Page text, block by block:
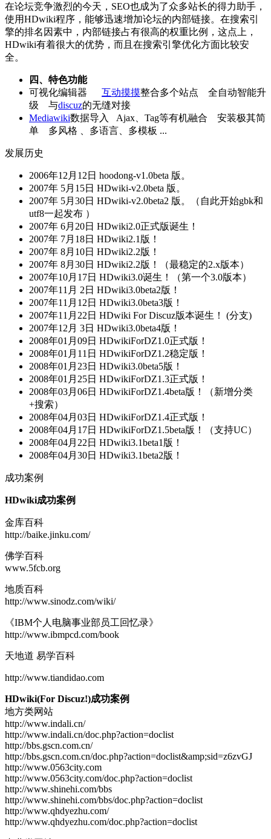
在论坛竞争激烈的今天，SEO也成为了众多站长的得力助手，
使用HDwiki程序，能够迅速增加论坛的内部链接。在搜索引
擎的排名因素中，内部链接占有很高的权重比例，这点上，
HDwiki有着很大的优势，而且在搜索引擎优化方面比较安
全。
四、特色功能
可视化编辑器 互动摸摸整合多个站点 全自动智能升
级 与discuz的无缝对接
Mediawiki数据导入 Ajax、Tag等有机融合 安装极其简
单 多风格 、多语言、多模板 ...
发展历史
2006年12月12日 hoodong-v1.0beta 版。
2007年 5月15日 HDwiki-v2.0beta 版。
2007年 5月30日 HDwiki-v2.0beta2 版。（自此开始gbk和
utf8一起发布 ）
2007年 6月20日 HDwiki2.0正式版诞生！
2007年 7月18日 HDwiki2.1版！
2007年 8月10日 HDwiki2.2版！
2007年 8月30日 HDwiki2.2版！（最稳定的2.x版本）
2007年10月17日 HDwiki3.0诞生！（第一个3.0版本）
2007年11月 2日 HDwiki3.0beta2版！
2007年11月12日 HDwiki3.0beta3版！
2007年12月 3日 HDwiki3.0beta4版！
2008年01月09日 HDwikiForDZ1.0正式版！
2008年01月11日 HDwikiForDZ1.2稳定版！
2008年01月23日 HDwiki3.0beta5版！
2008年01月25日 HDwikiForDZ1.3正式版！
2008年03月06日 HDwikiForDZ1.4beta版！（新增分类
+搜索）
2008年04月03日 HDwikiForDZ1.4正式版！
2008年04月17日 HDwikiForDZ1.5beta版！（支持UC）
2008年04月22日 HDwiki3.1beta1版！
2008年04月30日 HDwiki3.1beta2版！
成功案例
HDwiki成功案例
金库百科
http://baike.jinku.com/
佛学百科
www.5fcb.org
地质百科
http://www.sinodz.com/wiki/
《IBM个人电脑事业部员工回忆录》
http://www.ibmpcd.com/book
天地道 易学百科
http://www.tiandidao.com
HDwiki(For Discuz!)成功案例
地方类网站
http://www.indali.cn/
http://www.indali.cn/doc.php?action=doclist
http://bbs.gscn.com.cn/
http://bbs.gscn.com.cn/doc.php?action=doclist&amp;sid=z6zvGJ
http://www.0563city.com
http://www.0563city.com/doc.php?action=doclist
http://www.shinehi.com/bbs
http://www.shinehi.com/bbs/doc.php?action=doclist
http://www.qhdyezhu.com/
http://www.qhdyezhu.com/doc.php?action=doclist